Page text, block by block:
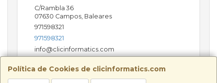
Política de Cookies de clicinformatics.com
C/Rambla 36
07630 Campos, Baleares
971598321
971598321
info@clicinformatics.com